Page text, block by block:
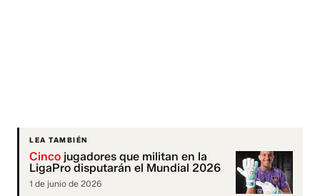
LEA TAMBIÉN
Cinco jugadores que militan en la
LigaPro disputarán el Mundial 2026
1 de junio de 2026